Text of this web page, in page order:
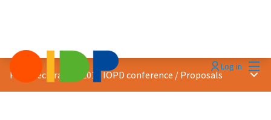
Log in
Final declaration 2019 IOPD conference / Proposals Main